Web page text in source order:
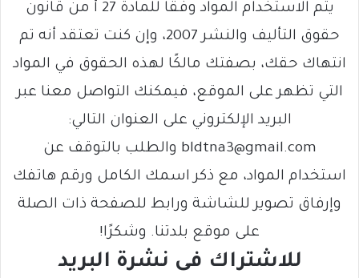
يتم الاستخدام المواد وفقًا للمادة 27 أ من قانون
حقوق التأليف والنشر 2007، وإن كنت تعتقد أنه تم
انتهاك حقك، بصفتك مالكًا لهذه الحقوق في المواد
التي تظهر على الموقع، فيمكنك التواصل معنا عبر
البريد الإلكتروني على العنوان التالي:
bldtna3@gmail.com والطلب بالتوقف عن
استخدام المواد، مع ذكر اسمك الكامل ورقم هاتفك
وإرفاق تصوير للشاشة ورابط للصفحة ذات الصلة
على موقع بلدتنا. وشكرًا!
للاشتراك فى نشرة البريد